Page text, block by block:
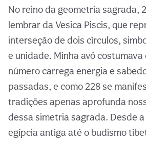
No reino da geometria sagrada,
lembrar da Vesica Piscis, que
interseção de dois círculos,
e unidade. Minha avó
número carrega energia e
passadas, e como 228 se
tradições apenas aprofunda
dessa simetria sagrada. Desde
egípcia antiga até o budismo